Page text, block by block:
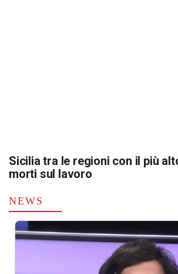
Sicilia tra le regioni con il più
morti sul lavoro
NEWS